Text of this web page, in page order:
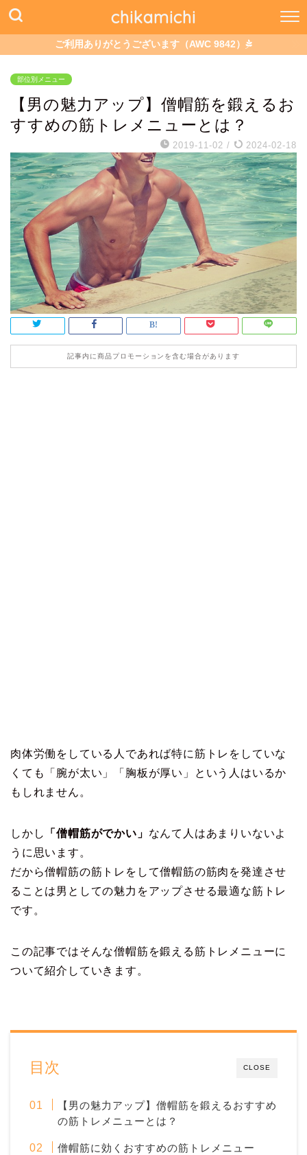
chikamichi
ご利用ありがとうございます（AWC 9842）
部位別メニュー
【男の魅力アップ】僧帽筋を鍛えるお
すすめの筋トレメニューとは？
2019-11-02 / 2024-02-18
記事内に商品プロモーションを含む場合があります
肉体労働をしている人であれば特に筋トレをしていな
くても「腕が太い」「胸板が厚い」という人はいるか
もしれません。
しかし 「僧帽筋がでかい」 なんて人はあまりいないよ
うに思います。
だから僧帽筋の筋トレをして僧帽筋の筋肉を発達させ
ることは男としての魅力をアップさせる最適な筋トレ
です。
この記事ではそんな僧帽筋を鍛える筋トレメニューに
ついて紹介していきます。
CLOSE
目次
【男の魅力アップ】僧帽筋を鍛えるおすすめ
の筋トレメニューとは？
僧帽筋に効くおすすめの筋トレメニュー